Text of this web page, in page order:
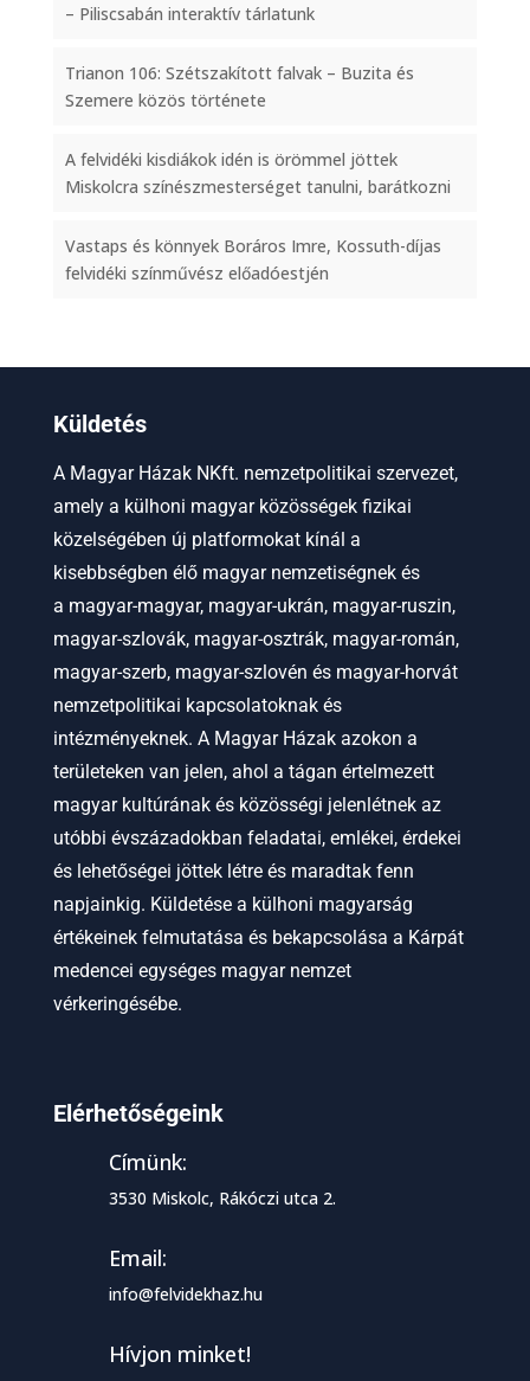
– Piliscsabán interaktív tárlatunk
Trianon 106: Szétszakított falvak – Buzita és
Szemere közös története
A felvidéki kisdiákok idén is örömmel jöttek
Miskolcra színészmesterséget tanulni, barátkozni
Vastaps és könnyek Boráros Imre, Kossuth-díjas
felvidéki színművész előadóestjén
Küldetés
A Magyar Házak NKft. nemzetpolitikai szervezet,
amely a külhoni magyar közösségek fizikai
közelségében új platformokat kínál a
kisebbségben élő magyar nemzetiségnek és
a magyar-magyar, magyar-ukrán, magyar-ruszin,
magyar-szlovák, magyar-osztrák, magyar-román,
magyar-szerb, magyar-szlovén és magyar-horvát
nemzetpolitikai kapcsolatoknak és
intézményeknek. A Magyar Házak azokon a
területeken van jelen, ahol a tágan értelmezett
magyar kultúrának és közösségi jelenlétnek az
utóbbi évszázadokban feladatai, emlékei, érdekei
és lehetőségei jöttek létre és maradtak fenn
napjainkig. Küldetése a külhoni magyarság
értékeinek felmutatása és bekapcsolása a Kárpát
medencei egységes magyar nemzet
vérkeringésébe.
Elérhetőségeink
Címünk:
3530 Miskolc, Rákóczi utca 2.
Email:
info@felvidekhaz.hu
Hívjon minket!